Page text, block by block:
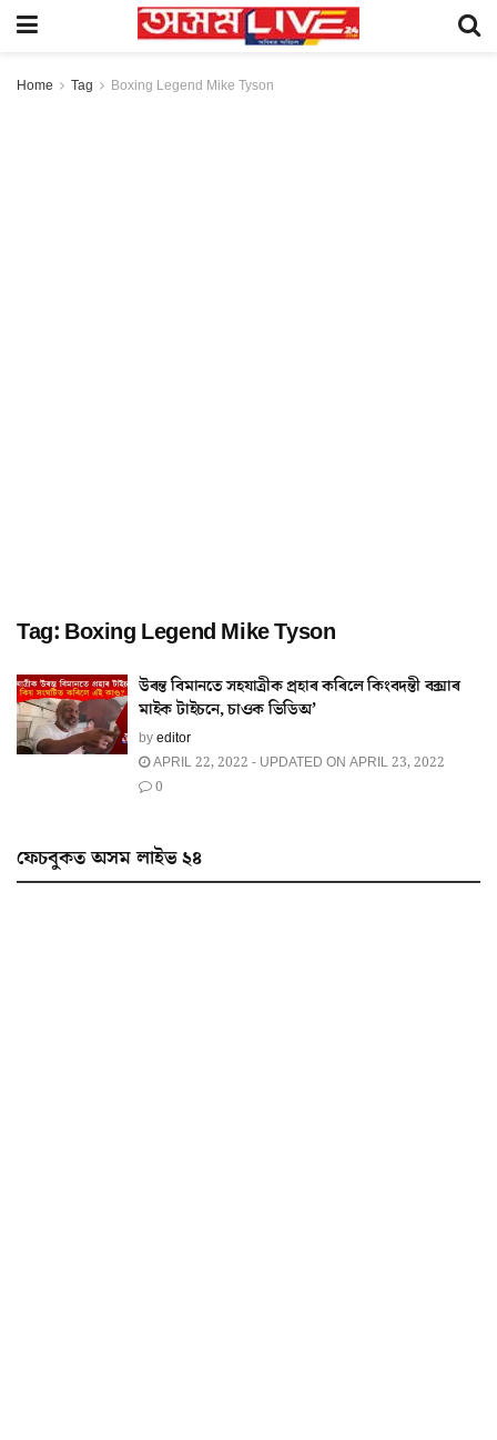
Home Tag Boxing Legend Mike Tyson
Tag: Boxing Legend Mike Tyson
উৰন্ত বিমানতে সহযাত্ৰীক প্ৰহাৰ কৰিলে কিংবদন্তী বক্সাৰ
মাইক টাইচনে, চাওক ভিডিঅ’
byeditor
APRIL 22, 2022 - UPDATED ON APRIL 23, 2022
0
ফেচবুকত অসম লাইভ ২৪